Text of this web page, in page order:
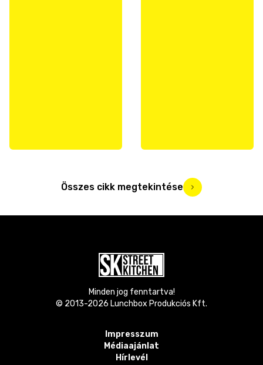
Összes cikk megtekintése
Minden jog fenntartva!
© 2013-2026 Lunchbox Produkciós Kft.
Impresszum
Médiaajánlat
Hírlevél